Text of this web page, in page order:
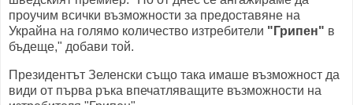
проучим всички възможности за предоставяне на
Украйна на голямо количество изтребители "Грипен" в
бъдеще," добави той.
Президентът Зеленски също така имаше възможност да
види от първа ръка впечатляващите възможности на